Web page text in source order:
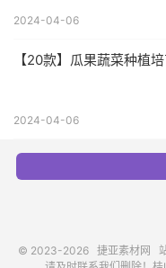
2024-04-06
【20款】瓜果蔬菜种植
2024-04-06
© 2023-2026 捷亚素材网